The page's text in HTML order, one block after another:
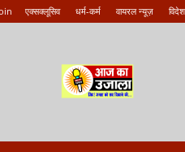
एक्सक्लूसिव धर्म-कर्म वायरल न्यूज़ विदेश
ka
ujala